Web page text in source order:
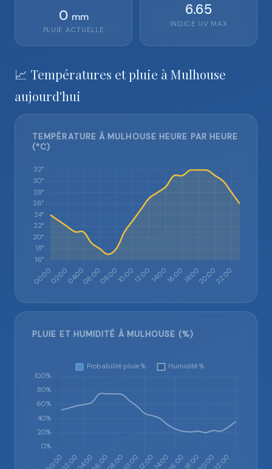
0 mm
PLUIE ACTUELLE
6.65
INDICE UV MAX
📈 Températures et pluie à Mulhouse
aujourd'hui
TEMPÉRATURE À MULHOUSE HEURE PAR HEURE
(°C)
PLUIE ET HUMIDITÉ À MULHOUSE (%)